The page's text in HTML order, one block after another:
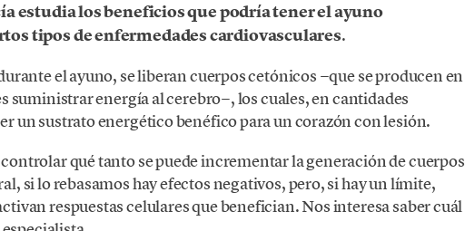
estudia los beneficios que podría tener el ayuno
tipos de enfermedades cardiovasculares.
el ayuno, se liberan cuerpos cetónicos −que se producen en
suministrar energía al cerebro−, los cuales, en cantidades
un sustrato energético benéfico para un corazón con lesión.
qué tanto se puede incrementar la generación de cuerpos
si lo rebasamos hay efectos negativos, pero, si hay un límite,
respuestas celulares que benefician. Nos interesa saber cuál